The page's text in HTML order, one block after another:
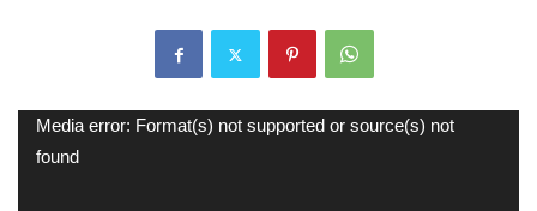
Tocador
de
Media error: Format(s) not supported or source(s) not
found